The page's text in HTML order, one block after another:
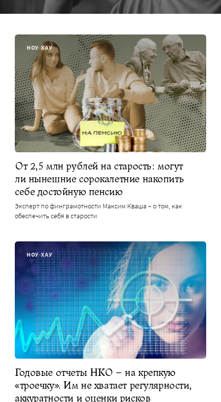
НОУ-ХАУ
От 2,5 млн рублей на старость: могут
ли нынешние сорокалетние накопить
себе достойную пенсию
Эксперт по финграмотности Максим Кваша – о том, как
обеспечить себя в старости
НОУ-ХАУ
Годовые отчеты НКО – на крепкую
«троечку». Им не хватает регулярности,
аккуратности и оценки рисков